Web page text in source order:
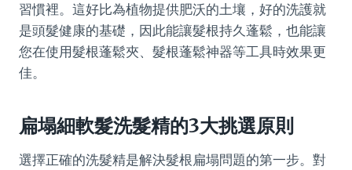
習慣裡。這好比為植物提供肥沃的土壤，好的洗護就
是頭髮健康的基礎，因此能讓髮根持久蓬鬆，也能讓
您在使用髮根蓬鬆夾、髮根蓬鬆神器等工具時效果更
佳。
扁塌細軟髮洗髮精的3大挑選原則
選擇正確的洗髮精是解決髮根扁塌問題的第一步。對